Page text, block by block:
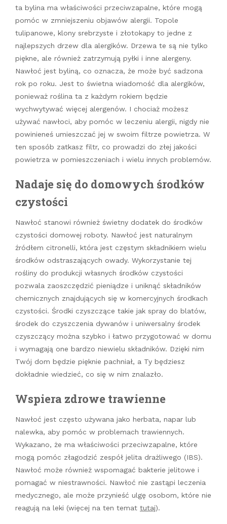
ta bylina ma właściwości przeciwzapalne, które mogą
pomóc w zmniejszeniu objawów alergii. Topole
tulipanowe, klony srebrzyste i złotokapy to jedne z
najlepszych drzew dla alergików. Drzewa te są nie tylko
piękne, ale również zatrzymują pyłki i inne alergeny.
Nawłoć jest byliną, co oznacza, że może być sadzona
rok po roku. Jest to świetna wiadomość dla alergików,
ponieważ roślina ta z każdym rokiem będzie
wychwytywać więcej alergenów. I chociaż możesz
używać nawłoci, aby pomóc w leczeniu alergii, nigdy nie
powinieneś umieszczać jej w swoim filtrze powietrza. W
ten sposób zatkasz filtr, co prowadzi do złej jakości
powietrza w pomieszczeniach i wielu innych problemów.
Nadaje się do domowych środków
czystości
Nawłoć stanowi również świetny dodatek do środków
czystości domowej roboty. Nawłoć jest naturalnym
źródłem citronelli, która jest częstym składnikiem wielu
środków odstraszających owady. Wykorzystanie tej
rośliny do produkcji własnych środków czystości
pozwala zaoszczędzić pieniądze i uniknąć składników
chemicznych znajdujących się w komercyjnych środkach
czystości. Środki czyszczące takie jak spray do blatów,
środek do czyszczenia dywanów i uniwersalny środek
czyszczący można szybko i łatwo przygotować w domu
i wymagają one bardzo niewielu składników. Dzięki nim
Twój dom będzie pięknie pachniał, a Ty będziesz
dokładnie wiedzieć, co się w nim znalazło.
Wspiera zdrowe trawienne
Nawłoć jest często używana jako herbata, napar lub
nalewka, aby pomóc w problemach trawiennych.
Wykazano, że ma właściwości przeciwzapalne, które
mogą pomóc złagodzić zespół jelita drażliwego (IBS).
Nawłoć może również wspomagać bakterie jelitowe i
pomagać w niestrawności. Nawłoć nie zastąpi leczenia
medycznego, ale może przynieść ulgę osobom, które nie
reagują na leki (więcej na ten temat tutaj).